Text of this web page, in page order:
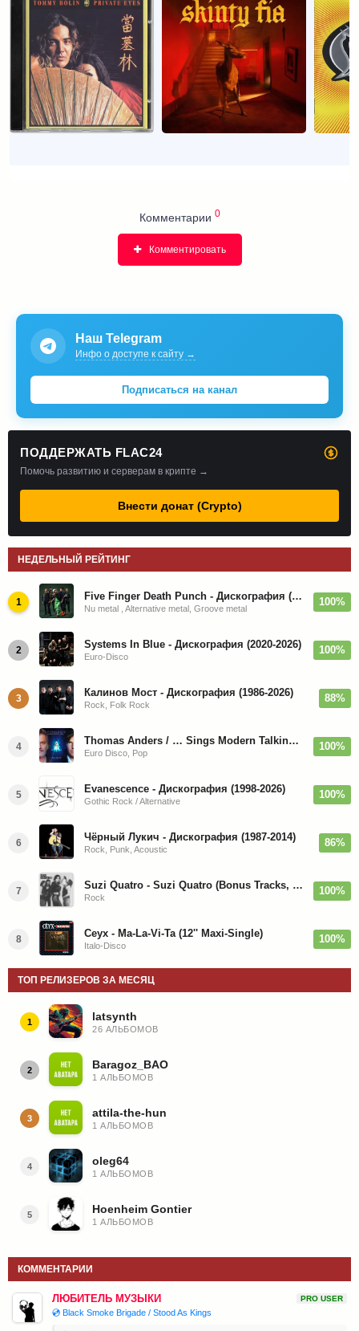
Комментарии 0
Комментировать
Наш Telegram
Инфо о доступе к сайту →
Подписаться на канал
ПОДДЕРЖАТЬ FLAC24
Помочь развитию и серверам в крипте →
Внести донат (Crypto)
НЕДЕЛЬНЫЙ РЕЙТИНГ
1 Five Finger Death Punch - Дискография (2008-2026)
Nu metal , Alternative metal, Groove metal
100%
2 Systems In Blue - Дискография (2020-2026)
Euro-Disco
100%
3 Калинов Мост - Дискография (1986-2026)
Rock, Folk Rock
88%
4 Thomas Anders / … Sings Modern Talking: The Best hi-res
Euro Disco, Pop
100%
5 Evanescence - Дискография (1998-2026)
Gothic Rock / Alternative
100%
6 Чёрный Лукич - Дискография (1987-2014)
Rock, Punk, Acoustic
86%
7 Suzi Quatro - Suzi Quatro (Bonus Tracks, Remaster) 1973/2022
Rock
100%
8 Ceyx - Ma-La-Vi-Ta (12'' Maxi-Single)
Italo-Disco
100%
ТОП РЕЛИЗЕРОВ ЗА МЕСЯЦ
1 latsynth
26 АЛЬБОМОВ
2 Baragoz_BAO
1 АЛЬБОМОВ
3 attila-the-hun
1 АЛЬБОМОВ
4 oleg64
1 АЛЬБОМОВ
5 Hoenheim Gontier
1 АЛЬБОМОВ
КОММЕНТАРИИ
ЛЮБИТЕЛЬ МУЗЫКИ PRO USER
💿 Black Smoke Brigade / Stood As Kings